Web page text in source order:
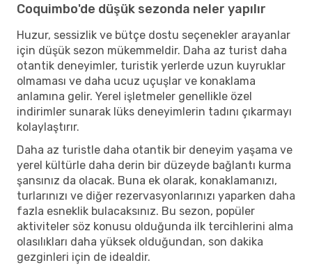
Coquimbo'de düşük sezonda neler yapılır
Huzur, sessizlik ve bütçe dostu seçenekler arayanlar
için düşük sezon mükemmeldir. Daha az turist daha
otantik deneyimler, turistik yerlerde uzun kuyruklar
olmaması ve daha ucuz uçuşlar ve konaklama
anlamına gelir. Yerel işletmeler genellikle özel
indirimler sunarak lüks deneyimlerin tadını çıkarmayı
kolaylaştırır.
Daha az turistle daha otantik bir deneyim yaşama ve
yerel kültürle daha derin bir düzeyde bağlantı kurma
şansınız da olacak. Buna ek olarak, konaklamanızı,
turlarınızı ve diğer rezervasyonlarınızı yaparken daha
fazla esneklik bulacaksınız. Bu sezon, popüler
aktiviteler söz konusu olduğunda ilk tercihlerini alma
olasılıkları daha yüksek olduğundan, son dakika
gezginleri için de idealdir.